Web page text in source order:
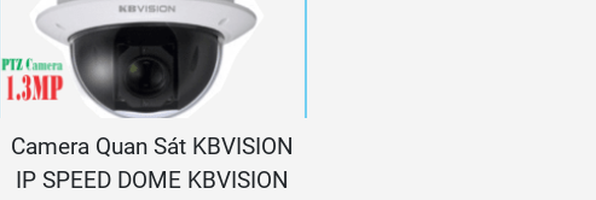
Camera Quan Sát KBVISION
IP SPEED DOME KBVISION